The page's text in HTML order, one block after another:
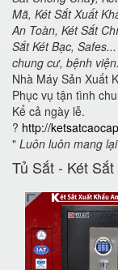
Mã, Két Sắt Xuất
An Toàn, Két Sắt
Sắt Két Bạc,
chung cư, bệnh
Nhà Máy Sản Xuất
Phục vụ tận tình
Kể cả ngày lễ.
? http://
" Luôn luôn mang
Tủ Sắt - Két